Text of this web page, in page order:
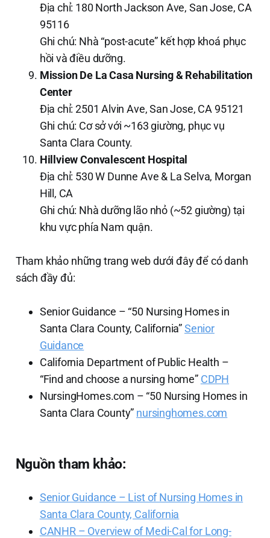
Địa chỉ: 180 North Jackson Ave, San Jose, CA
95116
Ghi chú: Nhà “post-acute” kết hợp khoá phục
hồi và điều dưỡng.
Mission De La Casa Nursing & Rehabilitation
Center
Địa chỉ: 2501 Alvin Ave, San Jose, CA 95121
Ghi chú: Cơ sở với ~163 giường, phục vụ
Santa Clara County.
Hillview Convalescent Hospital
Địa chỉ: 530 W Dunne Ave & La Selva, Morgan
Hill, CA
Ghi chú: Nhà dưỡng lão nhỏ (~52 giường) tại
khu vực phía Nam quận.
Tham khảo những trang web dưới đây để có danh
sách đầy đủ:
Senior Guidance – “50 Nursing Homes in
Santa Clara County, California”Senior
Guidance
California Department of Public Health –
“Find and choose a nursing home” CDPH
NursingHomes.com – “50 Nursing Homes in
Santa Clara County” nursinghomes.com
Nguồn tham khảo:
Senior Guidance – List of Nursing Homes in
Santa Clara County, California
CANHR – Overview of Medi-Cal for Long-